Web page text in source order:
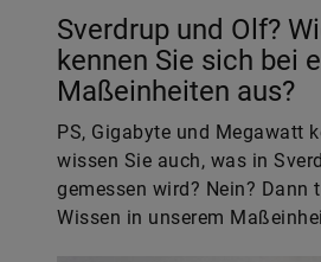
Sverdrup und Olf?
kennen Sie sich bei
Maßeinheiten aus?
PS, Gigabyte und Megawatt
wissen Sie auch, was in
gemessen wird? Nein? Dann
Wissen in unserem